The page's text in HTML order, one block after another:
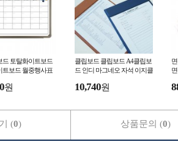
드 토탈화이트보드
트보드 월중행사표
계획표 칠판
원
클립보드 클립보드 A4클립보
드 인디 마그네오 자석 이지클
10,740원
(0) 상품문의 (0)